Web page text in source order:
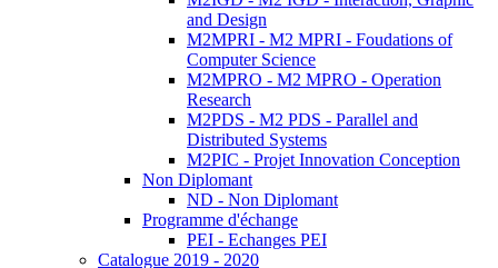
and Design
M2MPRI - M2 MPRI - Foudations of
Computer Science
M2MPRO - M2 MPRO - Operation
Research
M2PDS - M2 PDS - Parallel and
Distributed Systems
M2PIC - Projet Innovation Conception
Non Diplomant
ND - Non Diplomant
Programme d'échange
PEI - Echanges PEI
Catalogue 2019 - 2020